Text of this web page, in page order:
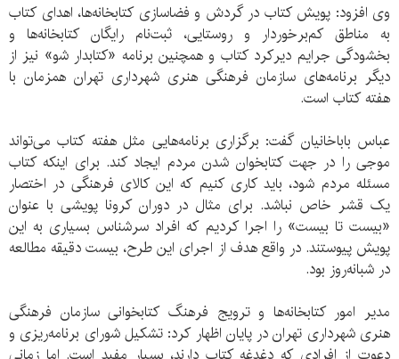
وی افزود: پویش کتاب در گردش و فضاسازی کتابخانه‌ها، اهدای کتاب
به مناطق کم‌برخوردار و روستایی، ثبت‌نام رایگان کتابخانه‌ها و
بخشودگی جرایم دیرکرد کتاب و همچنین برنامه «کتابدار شو» نیز از
دیگر برنامه‌های سازمان فرهنگی هنری شهرداری تهران همزمان با
هفته کتاب است.
عباس باباخانیان گفت: برگزاری برنامه‌هایی مثل هفته کتاب می‌تواند
موجی را در جهت کتابخوان شدن مردم ایجاد کند. برای اینکه کتاب
مسئله مردم شود، باید کاری کنیم که این کالای فرهنگی در اختصار
یک قشر خاص نباشد. برای مثال در دوران کرونا پویشی با عنوان
«بیست تا بیست» را اجرا کردیم که افراد سرشناس بسیاری به این
پویش پیوستند. در واقع هدف از اجرای این طرح، بیست دقیقه مطالعه
در شبانه‌روز بود.
مدیر امور کتابخانه‌ها و ترویج فرهنگ کتابخوانی سازمان فرهنگی
هنری شهرداری تهران در پایان اظهار کرد: تشکیل شورای برنامه‌ریزی و